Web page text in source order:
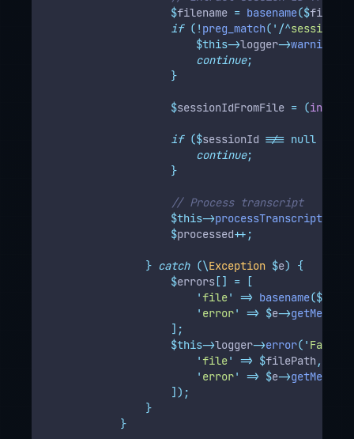
$filename = basename($
if (! preg_match( '/^session-(
$this->logger->warning
continue;
}
$sessionIdFromFile = (int
if ($sessionId !== null
continue;
}
// Process transcript
$this->processTranscriptFile
$processed++;
} catch (\Exception $e)
{
$errors [] =
[
'file' => basename($
' error' => $e->getMessage
];
$this->logger->error( ' Failed
'file' => $filePath ,
' error' => $e->getMessage
]);
}
}